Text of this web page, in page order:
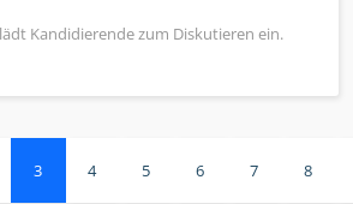
Kandidierende zum Diskutieren ein.
3 4 5 6 7 8